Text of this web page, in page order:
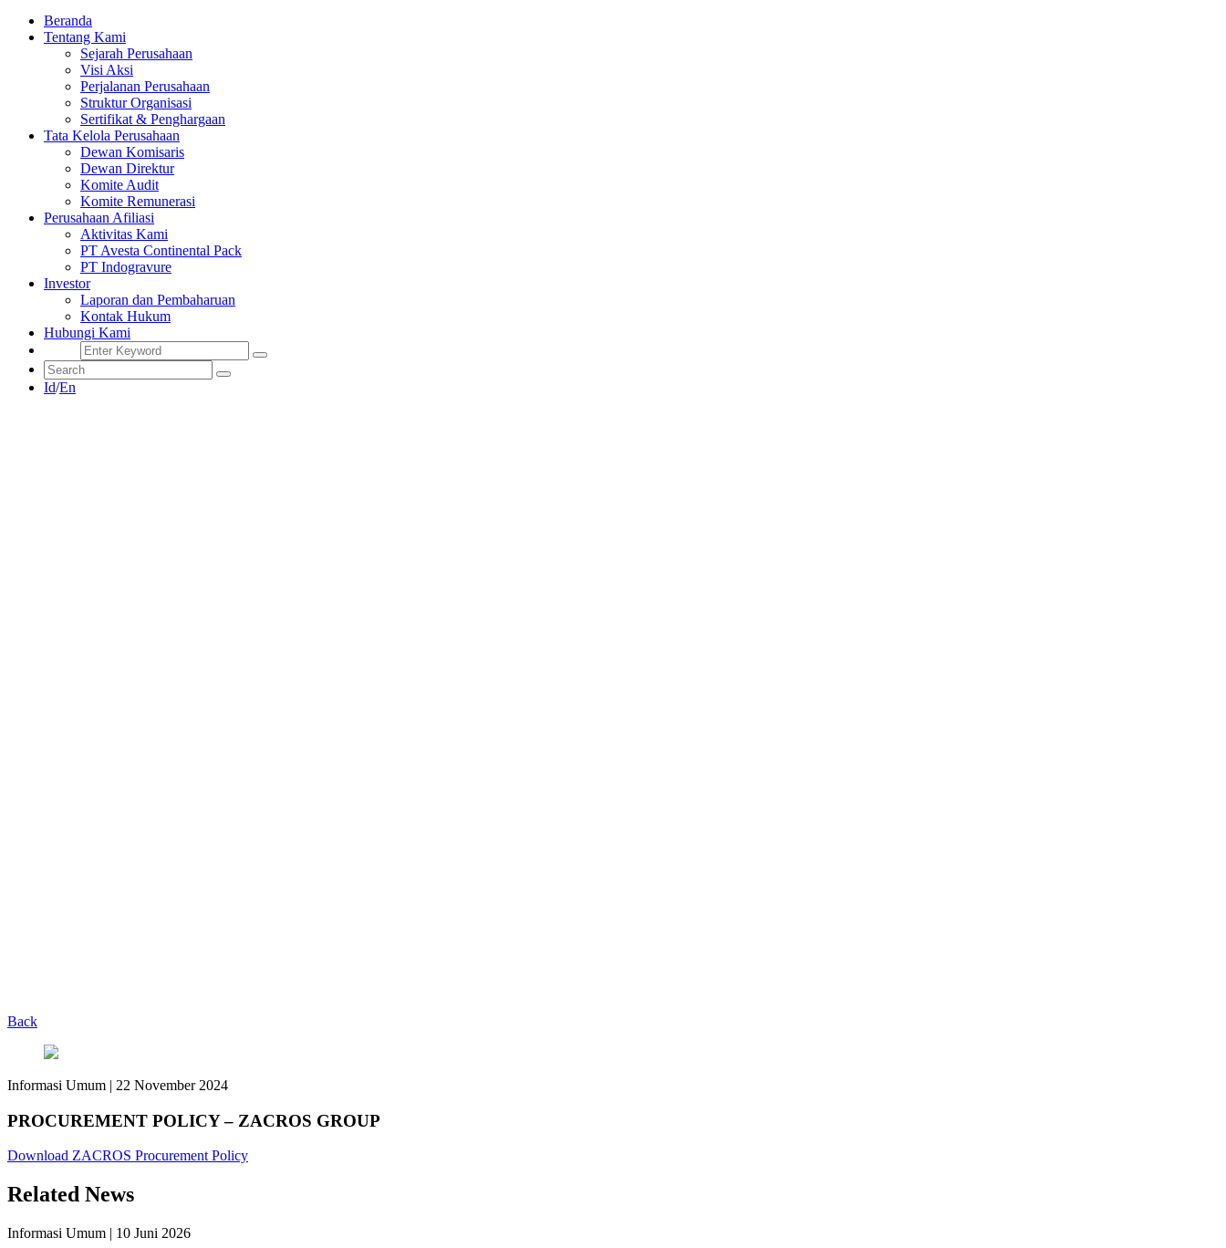
Beranda
Tentang Kami
Sejarah Perusahaan
Visi Aksi
Perjalanan Perusahaan
Struktur Organisasi
Sertifikat & Penghargaan
Tata Kelola Perusahaan
Dewan Komisaris
Dewan Direktur
Komite Audit
Komite Remunerasi
Perusahaan Afiliasi
Aktivitas Kami
PT Avesta Continental Pack
PT Indogravure
Investor
Laporan dan Pembaharuan
Kontak Hukum
Hubungi Kami
Id/En
Back
Informasi Umum | 22 November 2024
PROCUREMENT POLICY – ZACROS GROUP
Download ZACROS Procurement Policy
Related News
Informasi Umum | 10 Juni 2026